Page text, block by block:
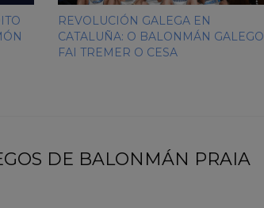
REVOLUCIÓN GALEGA EN
CATALUÑA: O BALONMÁN GALEGO
FAI TREMER O CESA
DE BALONMÁN PRAIA